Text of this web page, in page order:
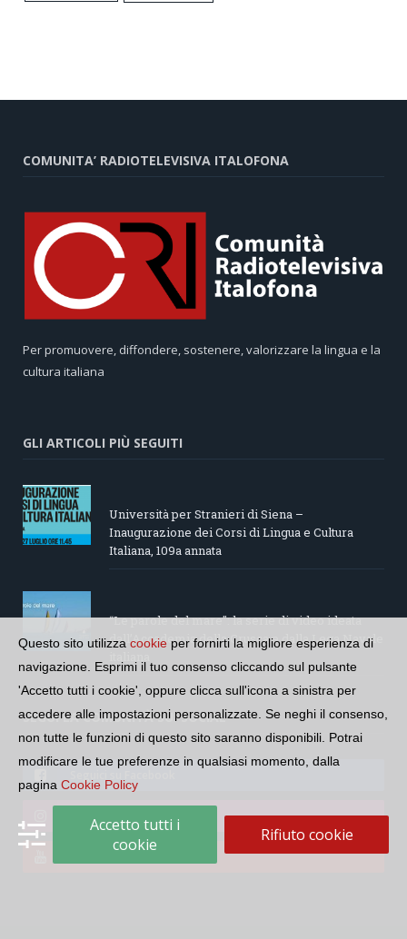
COMUNITA’ RADIOTELEVISIVA ITALOFONA
Per promuovere, diffondere, sostenere, valorizzare la lingua e la
cultura italiana
GLI ARTICOLI PIÙ SEGUITI
Università per Stranieri di Siena –
Inaugurazione dei Corsi di Lingua e Cultura
Italiana, 109a annata
“Le parole del mare”: la serie di video ideata
dall’Accademia della Crusca e dalla Lega Navale
SEGUI LA COMUNITÀ SUI SOCIAL
Seguici su Instagram
Questo sito utilizza cookie per fornirti la migliore esperienza di
navigazione. Esprimi il tuo consenso cliccando sul pulsante
'Accetto tutti i cookie', oppure clicca sull'icona a sinistra per
accedere alle impostazioni personalizzate. Se neghi il consenso,
non tutte le funzioni di questo sito saranno disponibili. Potrai
modificare le tue preferenze in qualsiasi momento, dalla
pagina Cookie Policy
Accetto tutti i
cookie
Rifiuto cookie